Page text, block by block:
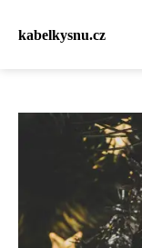
kabelkysnu.cz